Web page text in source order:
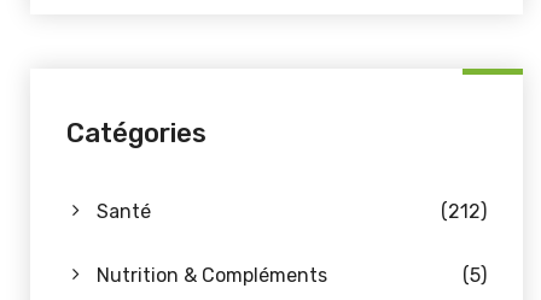
Catégories
Santé (212)
Nutrition & Compléments (5)